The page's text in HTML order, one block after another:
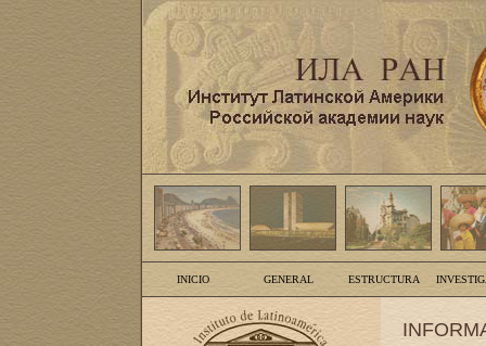
INICIO GENERAL ESTRUCTURA